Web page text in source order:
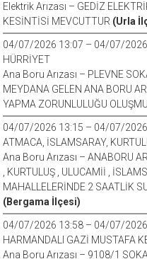
Elektrik Arızası – GEDİZ
KESİNTİSİ MEVCUTTUR (Urla
04/07/2026 13:07 – 04/07/
HÜRRİYET
Ana Boru Arızası – PLEVNE
MEYDANA GELEN ANA BORU
YAPMA ZORUNLULUĞU
04/07/2026 13:15 – 04/07/
ATMACA, İSLAMSARAY,
Ana Boru Arızası – ANABORU
, KURTULUŞ , ULUCAMİİ ,
MAHALLELERİNDE 2 SAATLİK
(Bergama İlçesi)
04/07/2026 13:58 – 04/07/
HARMANDALI GAZİ MUSTAFA
Ana Boru Arızası – 9108/1